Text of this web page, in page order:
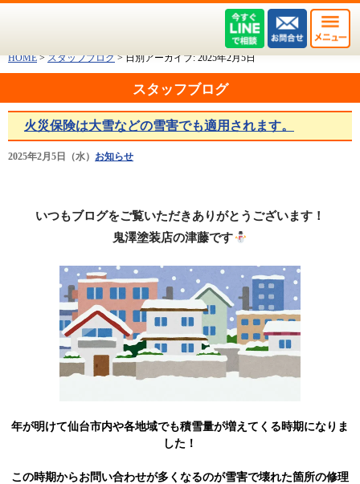
HOME > スタッフブログ > 日別アーカイブ:2025年2月5日
スタッフブログ
火災保険は大雪などの雪害でも適用されます。
2025年2月5日（水） お知らせ
いつもブログをご覧いただきありがとうございます！
鬼澤塗装店の津藤です
年が明けて仙台市内や各地域でも積雪量が増えてくる時期になりま
した！
この時期からお問い合わせが多くなるのが雪害で壊れた箇所の修理